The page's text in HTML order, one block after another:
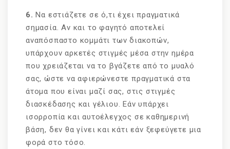
6.Να εστιάζετε σε ό,τι έχει πραγματικά
σημασία. Αν και το φαγητό αποτελεί
αναπόσπαστο κομμάτι των διακοπών,
υπάρχουν αρκετές στιγμές μέσα στην ημέρα
που χρειάζεται να το βγάζετε από το μυαλό
σας, ώστε να αφιερώνεστε πραγματικά στα
άτομα που είναι μαζί σας, στις στιγμές
διασκέδασης και γέλιου. Εάν υπάρχει
ισορροπία και αυτοέλεγχος σε καθημερινή
βάση, δεν θα γίνει και κάτι εάν ξεφεύγετε μια
φορά στο τόσο.